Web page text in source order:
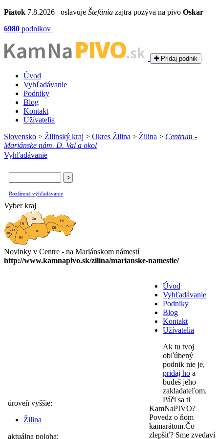
Piatok 7.8.2026 oslavuje Štefánia zajtra pozýva na pivo Oskar
6980 podnikov
Kam NaPIVO.sk Pridaj podnik
Úvod
Vyhľadávanie
Podniky
Blog
Kontakt
Užívatelia
Slovensko > Žilinský kraj > Okres Žilina > Žilina > Centrum -
Mariánske nám. D. Val a okol
Vyhľadávanie
Rozšírené výhľadávanie
Vyber kraj
Novinky v Centre - na Mariánskom námestí
http://www.kamnapivo.sk/zilina/marianske-namestie/
úroveň vyššie:
Žilina
aktuálna poloha:
Úvod
Vyhľadávanie
Podniky
Blog
Kontakt
Užívatelia
Ak tu tvoj
obľúbený
podnik nie je,
pridaj ho a
budeš jeho
zakladateľom.
Páči sa ti
KamNaPIVO?
Povedz o ňom
kamarátom.Čo
zlepšiť? Sme zvedaví